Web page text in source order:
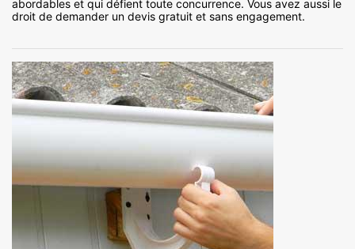
abordables et qui défient toute concurrence. Vous avez aussi le
droit de demander un devis gratuit et sans engagement.